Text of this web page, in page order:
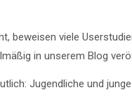
beweisen viele
in unserem Blog
Jugendliche und